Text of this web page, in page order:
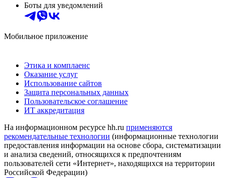
Боты для уведомлений
Мобильное приложение
Этика и комплаенс
Оказание услуг
Использование сайтов
Защита персональных данных
Пользовательское соглашение
ИТ аккредитация
На информационном ресурсе hh.ru применяются
рекомендательные технологии (информационные технологии
предоставления информации на основе сбора, систематизации
и анализа сведений, относящихся к предпочтениям
пользователей сети «Интернет», находящихся на территории
Российской Федерации)